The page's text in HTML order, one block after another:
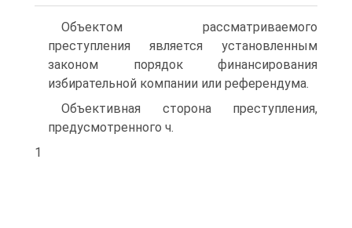
Объектом рассматриваемого
преступления является установленным
законом порядок финансирования
избирательной компании или референдума.
Объективная сторона преступления,
предусмотренного ч.
1